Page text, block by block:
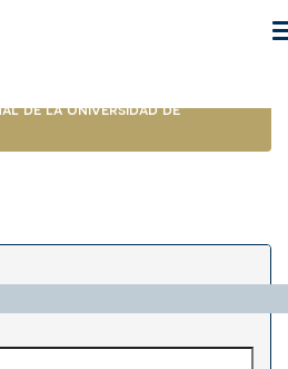
de la Universidad de